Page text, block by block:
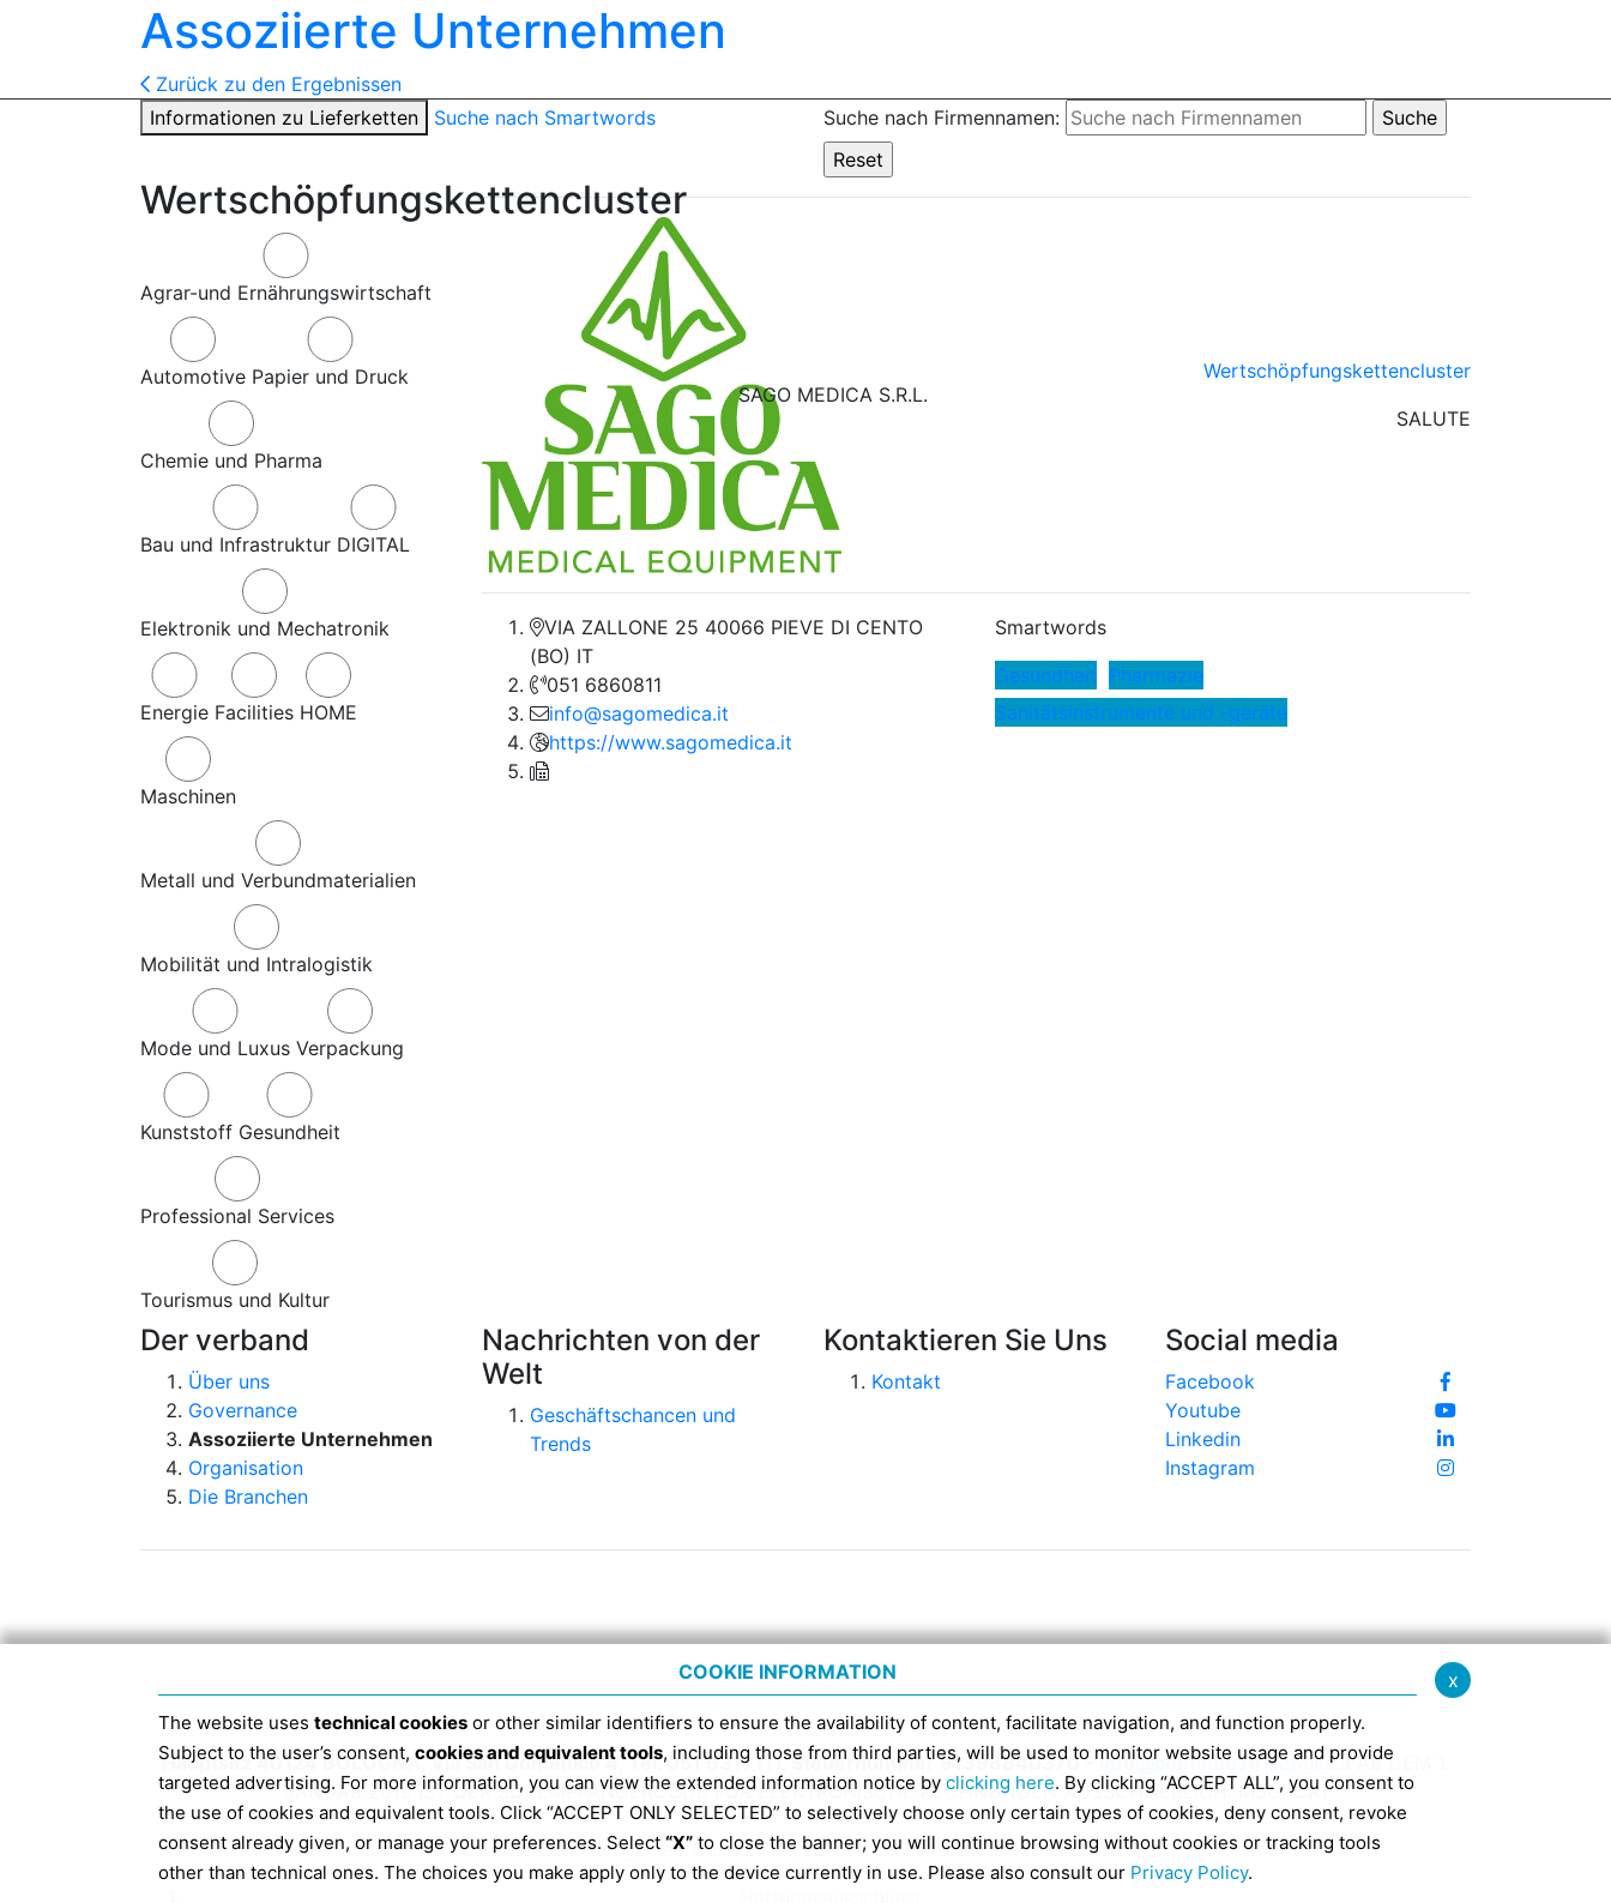
Assoziierte Unternehmen
Zurück zu den Ergebnissen
Informationen zu Lieferketten
Suche nach Smartwords Suche nach Firmennamen:
Wertschöpfungskettencluster
Agrar-und Ernährungswirtschaft
Automotive Papier und Druck
Chemie und Pharma
Bau und Infrastruktur DIGITAL
Elektronik und Mechatronik
Energie Facilities HOME
Maschinen
Metall und Verbundmaterialien
Mobilität und Intralogistik
Mode und Luxus Verpackung
Kunststoff Gesundheit
Professional Services
Tourismus und Kultur
SAGO MEDICA S.R.L.
Wertschöpfungskettencluster
SALUTE
VIA ZALLONE 25 40066 PIEVE DI CENTO
(BO) IT
051 6860811
info@sagomedica.it
https://www.sagomedica.it
Smartwords
Gesundheit Pharmazie
Sanitätsinstrumente und -geräte
Der verband
Über uns
Governance
Assoziierte Unternehmen
Organisation
Die Branchen
Nachrichten von der
Welt
Geschäftschancen und
Trends
Kontaktieren Sie Uns
Kontakt
Social media
Facebook
Youtube
Linkedin
Instagram
Hauptsitz 40124 BOLOGNA, Via San Domenico 4, Tel. 051 6317111, Steuernummer 91398840370 -info@confindustriaemilia.it AB DEM 1.
JANUAR 2019 IST DER SDI-EMPFÄNGERCODE FÜR ELEKTRONISCHE RECHNUNGEN AUSSCHLIEßLICH: M5UXCR1
Informationen gemäß Gesetz 124/2017 Artikel 1 Absätze 125 und 127
x
COOKIE INFORMATION
The website uses technical cookies or other similar identifiers to ensure the availability of content, facilitate navigation, and function properly.
Subject to the user’s consent, cookies and equivalent tools, including those from third parties, will be used to monitor website usage and provide
targeted advertising. For more information, you can view the extended information notice by clicking here. By clicking “ACCEPT ALL”, you consent to
the use of cookies and equivalent tools. Click “ACCEPT ONLY SELECTED” to selectively choose only certain types of cookies, deny consent, revoke
consent already given, or manage your preferences. Select “X” to close the banner; you will continue browsing without cookies or tracking tools
other than technical ones. The choices you make apply only to the device currently in use. Please also consult our Privacy Policy.